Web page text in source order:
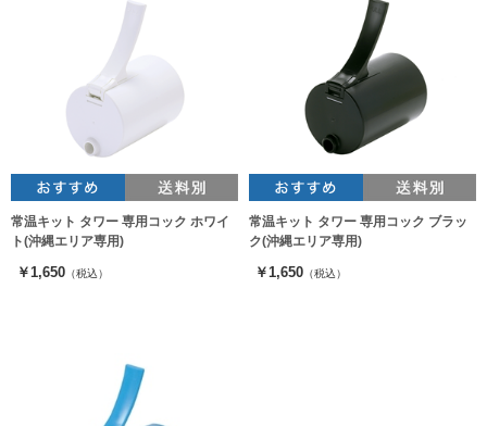
常温キット タワー 専用コック ホワイ
ト(沖縄エリア専用)
￥1,650 （税込）
常温キット タワー 専用コック ブラッ
ク(沖縄エリア専用)
￥1,650 （税込）